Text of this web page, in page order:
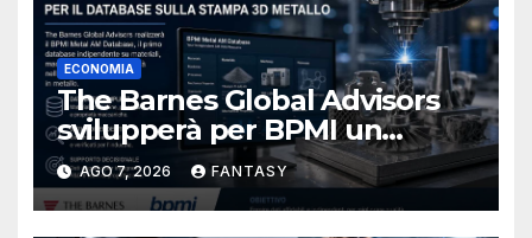
ECONOMIA
The Barnes Global Advisors
svilupperà per BPMI un
database per la stampa 3D
metallica destinata alla filiera
navale statunitense
AGO 7, 2026 FANTASY